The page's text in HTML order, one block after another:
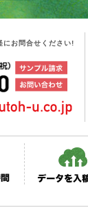
にお問合せください!